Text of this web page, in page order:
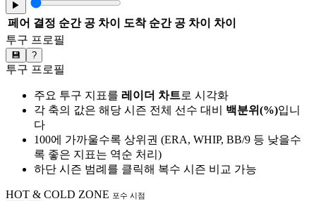
▶
페어 결정 순간 공 차이 도착 순간 공 차이
차이
투구 프로필
💾 ?
투구 프로필
주요 투구 지표를 레이더 차트로 시각화
각 축의 값은 해당 시즌 전체 선수 대비 백분위(%)입니
다
100에 가까울수록 상위권 (ERA, WHIP, BB/9 등 낮을수
록 좋은 지표는 역순 처리)
하단 시즌 범례를 클릭해 복수 시즌 비교 가능
HOT & COLD ZONE 포수 시점